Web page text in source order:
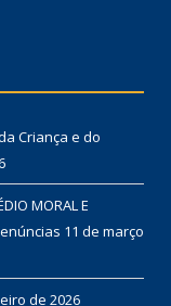
Criança e do
MORAL E
11 de março
de 2026